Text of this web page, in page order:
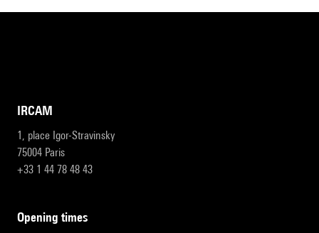
IRCAM
1, place Igor-Stravinsky
75004 Paris
+33 1 44 78 48 43
opening times